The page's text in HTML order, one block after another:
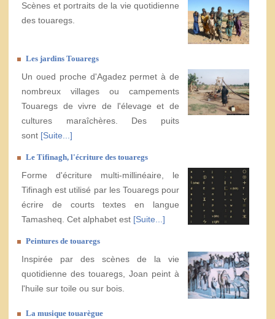
Scènes et portraits de la vie quotidienne
des touaregs.
Les jardins Touaregs
Un oued proche d'Agadez permet à de
nombreux villages ou campements
Touaregs de vivre de l'élevage et de
cultures maraîchères. Des puits
sont [Suite...]
Le Tifinagh, l'écriture des touaregs
Forme d'écriture multi-millinéaire, le
Tifinagh est utilisé par les Touaregs pour
écrire de courts textes en langue
Tamasheq. Cet alphabet est [Suite...]
Peintures de touaregs
Inspirée par des scènes de la vie
quotidienne des touaregs, Joan peint à
l'huile sur toile ou sur bois.
La musique touarègue